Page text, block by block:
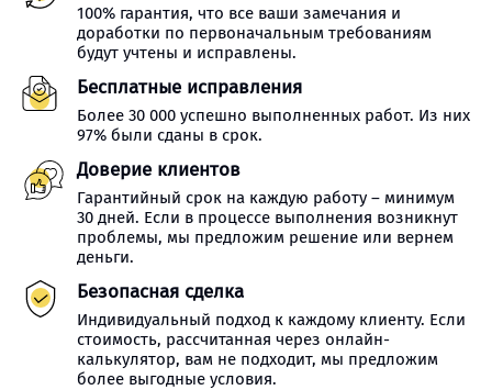
100% гарантия, что все ваши замечания и
доработки по первоначальным требованиям
будут учтены и исправлены.
Бесплатные исправления
Более 30 000 успешно выполненных работ. Из них
97% были сданы в срок.
Доверие клиентов
Гарантийный срок на каждую работу – минимум
30 дней. Если в процессе выполнения возникнут
проблемы, мы предложим решение или вернем
деньги.
Безопасная сделка
Индивидуальный подход к каждому клиенту. Если
стоимость, рассчитанная через онлайн-
калькулятор, вам не подходит, мы предложим
более выгодные условия.